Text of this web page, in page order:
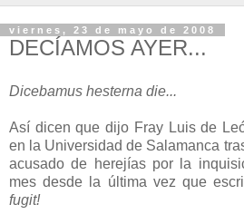
viernes, 23 de mayo de 2008
DECÍAMOS AYER...
Dicebamus hesterna die...
Así dicen que dijo Fray Luis de
en la Universidad de Salamanca
acusado de herejías por la
mes desde la última vez que
fugit!